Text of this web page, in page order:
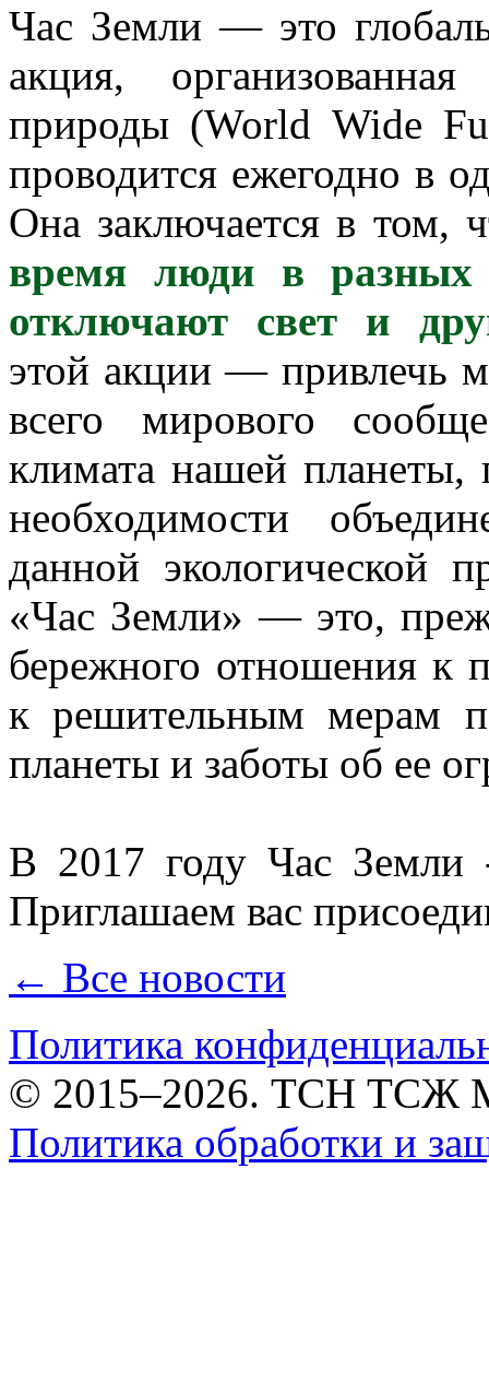
Час Земли — это
акция,
природы (World Wide
проводится ежегодно в
Она заключается в том,
время люди в
отключают свет и
этой акции — привлечь
всего мирового
климата нашей планеты,
необходимости
данной экологической
«Час Земли» — это,
бережного отношения к
к решительным мерам
планеты и заботы об ее
В 2017 году Час
Приглашаем вас
← Все новости
Политика
© 2015–2026. ТСН ТСЖ
Политика обработки и